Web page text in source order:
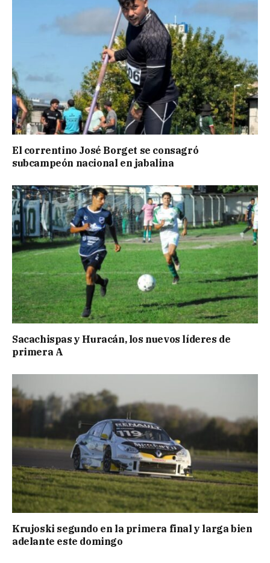
El correntino José Borget se consagró
subcampeón nacional en jabalina
Sacachispas y Huracán, los nuevos líderes de
primera A
Krujoski segundo en la primera final y larga bien
adelante este domingo